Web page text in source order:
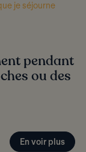
je séjourne
pendant
ou des
En voir plus